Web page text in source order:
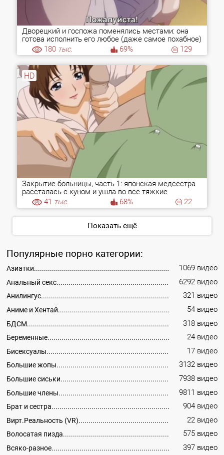
Дворецкий и госпожа поменялись местами: она
готова исполнить его любое (даже самое похабное)
желание!
180 тыс. 69% 129
HD
Закрытие больницы, часть 1: японская медсестра
рассталась с куном и ушла во все тяжкие
41 тыс. 68% 22
Показать ещё
Популярные порно категории:
Азиатки 1069 видео
Анальный секс 6292 видео
Анилингус 321 видео
Аниме и Хентай 54 видео
БДСМ 318 видео
Беременные 24 видео
Бисексуалы 17 видео
Большие жопы 3132 видео
Большие сиськи 7938 видео
Большие члены 9811 видео
Брат и сестра 904 видео
Вирт.Реальность (VR) 22 видео
Волосатая пизда 575 видео
Всяко-разное 397 видео